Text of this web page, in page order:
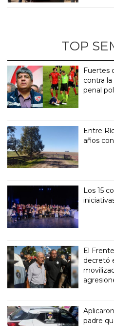
TOP
Fuertes
contra la
penal
Entre
años
Los 15
El
decretó
padre